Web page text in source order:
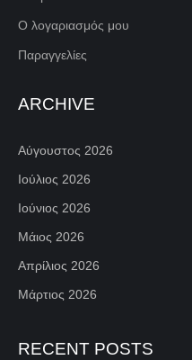
Ο λογαριασμός μου
Παραγγελίες
ARCHIVE
Αύγουστος 2026
Ιούλιος 2026
Ιούνιος 2026
Μάιος 2026
Απρίλιος 2026
Μάρτιος 2026
RECENT POSTS